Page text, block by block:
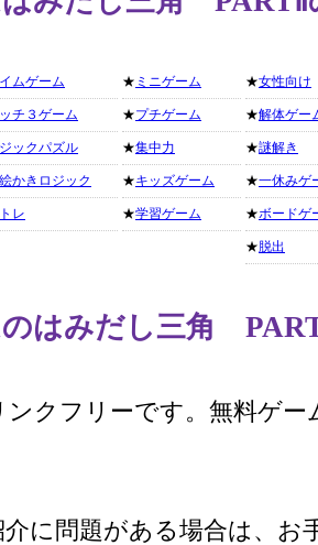
ムゲーム
チ３ゲーム
ックパズル
かきロジック
レ
★ ミニゲーム
★プチゲーム
★集中力
★キッズゲーム
★学習ゲーム
★女性向け
★解体ゲー
★謎解き
★一休みゲ
★ボードゲ
★ 脱出
はみだし三角
クフリーです。無料ゲー
に問題がある場合は、お